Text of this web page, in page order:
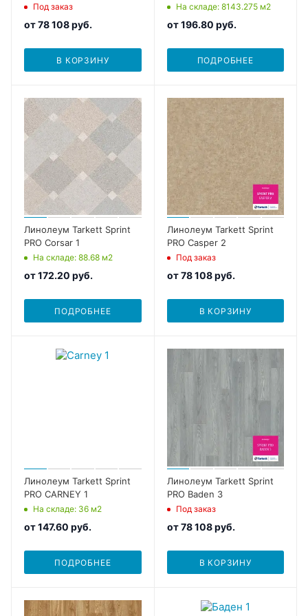
Под заказ
от78 108 руб.
В КОРЗИНУ
На складе: 8143.275 м2
от196.80 руб.
ПОДРОБНЕЕ
Линолеум Tarkett Sprint
PRO Corsar 1
На складе: 88.68 м2
от172.20 руб.
ПОДРОБНЕЕ
Линолеум Tarkett Sprint
PRO Casper 2
Под заказ
от78 108 руб.
В КОРЗИНУ
Линолеум Tarkett Sprint
PRO CARNEY 1
На складе: 36 м2
от147.60 руб.
ПОДРОБНЕЕ
Линолеум Tarkett Sprint
PRO Baden 3
Под заказ
от78 108 руб.
В КОРЗИНУ